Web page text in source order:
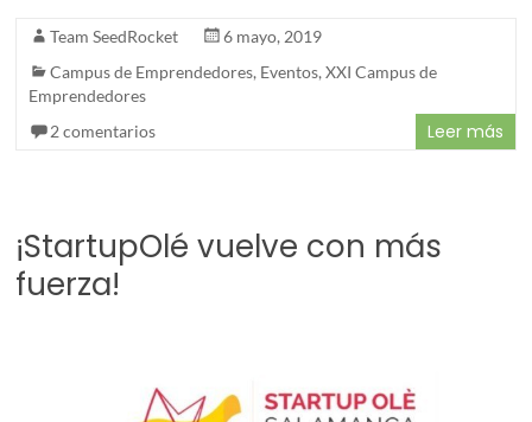
Team SeedRocket
6 mayo, 2019
Campus de Emprendedores, Eventos,XXI Campus de
Emprendedores
2 comentarios
Leer más
¡StartupOlé vuelve con más
fuerza!